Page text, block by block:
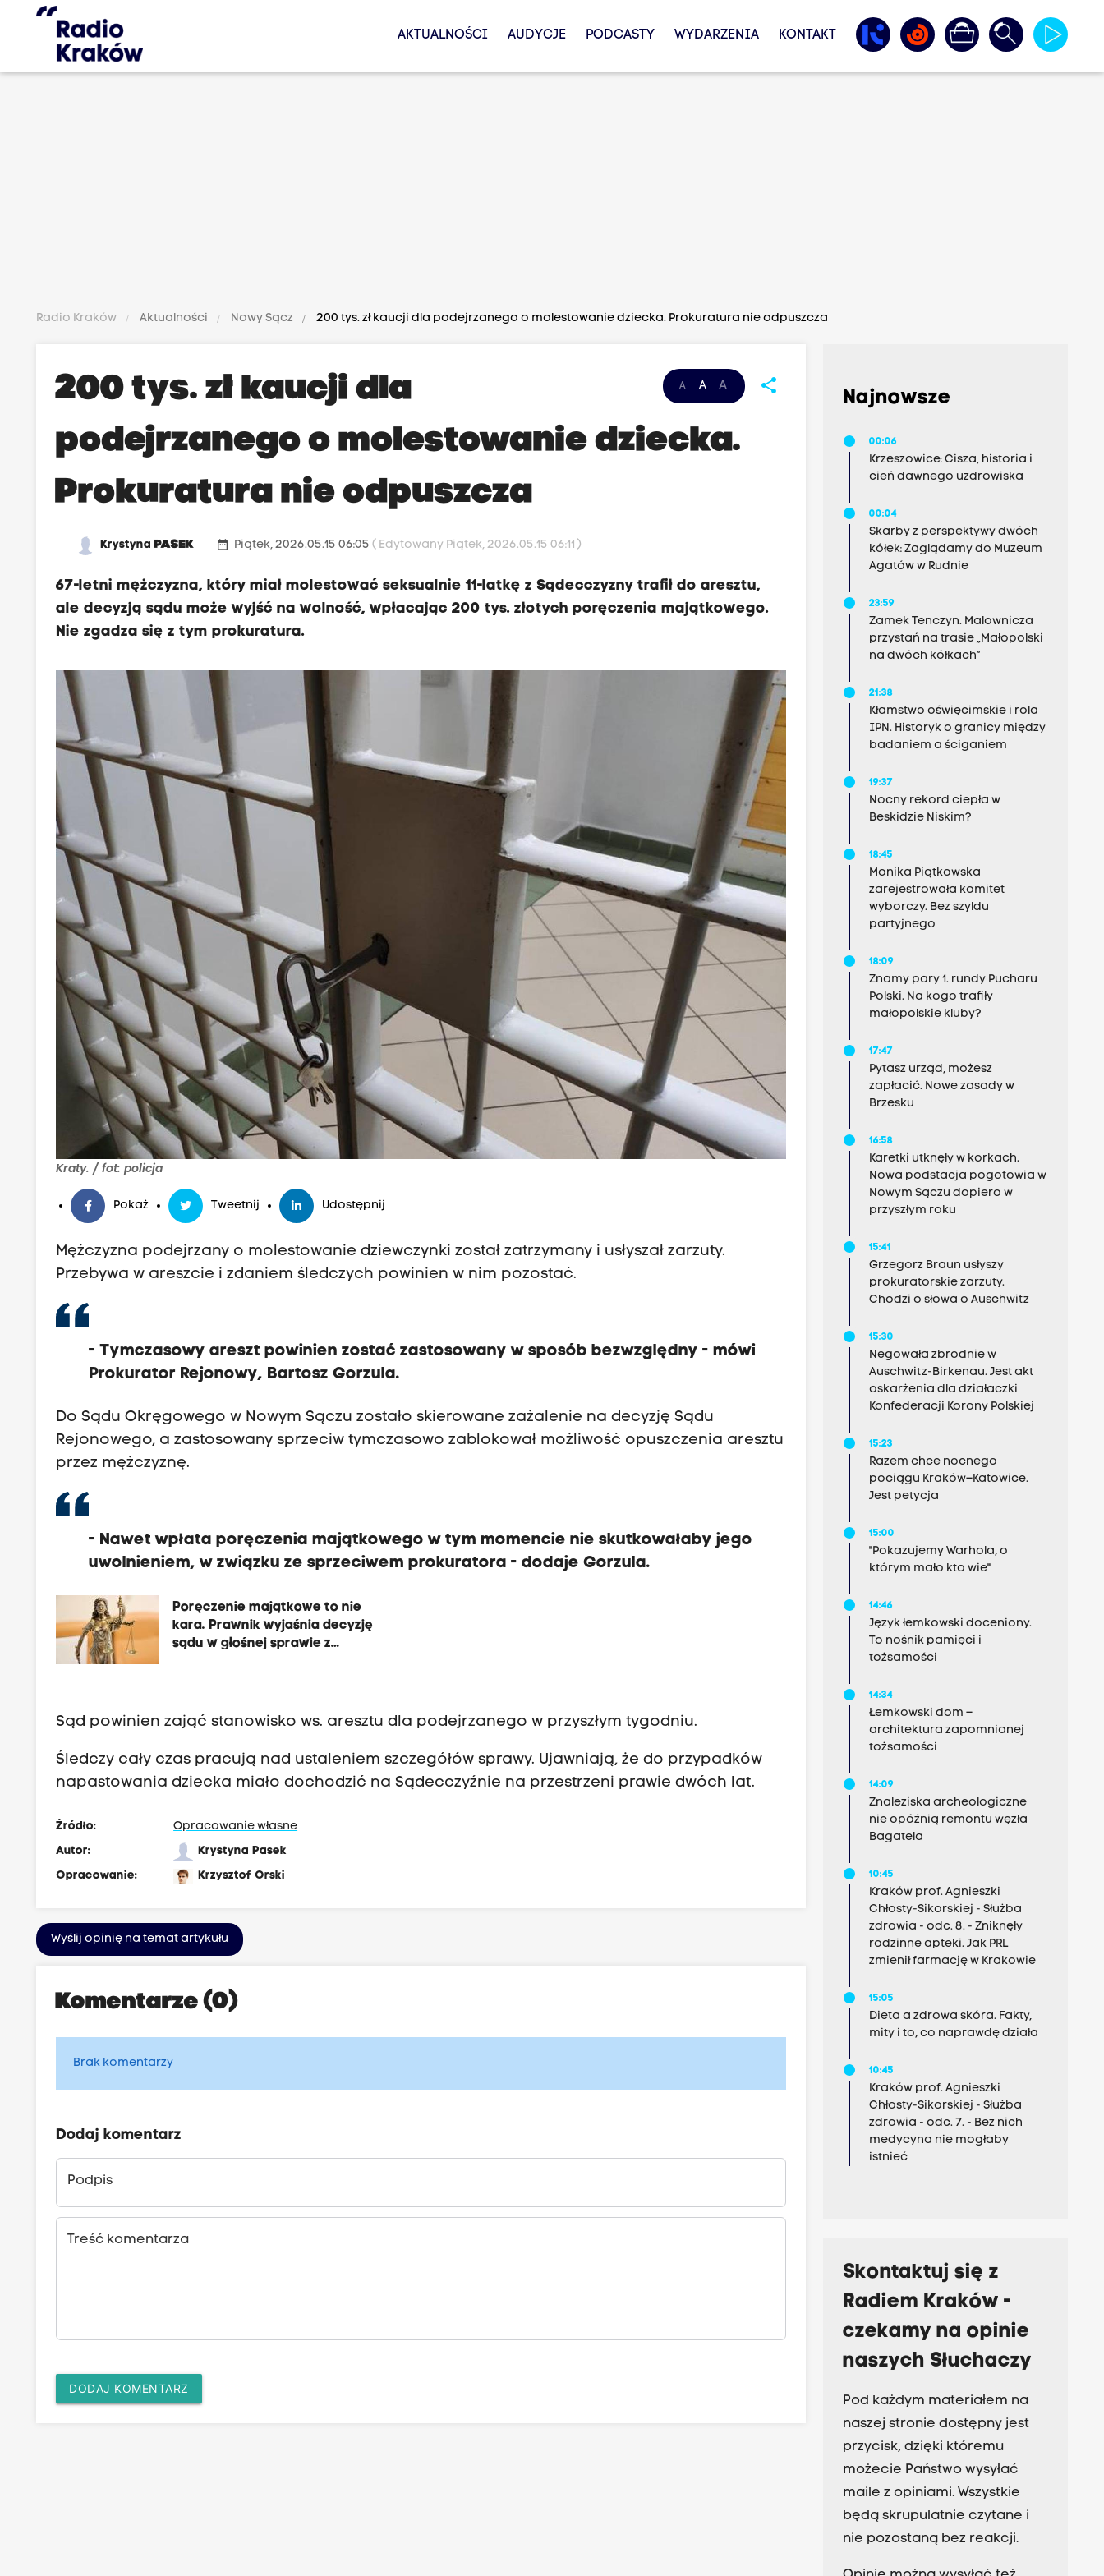
AKTUALNOŚCI AUDYCJE PODCASTY WYDARZENIA KONTAKT
Radio Kraków Aktualności Nowy Sącz 200 tys. zł kaucji dla podejrzanego o molestowanie dziecka. Prokuratura nie odpuszcza
A A A share
200 tys. zł kaucji dla
podejrzanego o molestowanie dziecka.
Prokuratura nie odpuszcza
KrystynaPASEK date_range Piątek, 2026.05.15 06:05( Edytowany Piątek, 2026.05.15 06:11 )
67-letni mężczyzna, który miał molestować seksualnie 11-latkę z Sądecczyzny trafił do aresztu,
ale decyzją sądu może wyjść na wolność, wpłacając 200 tys. złotych poręczenia majątkowego.
Nie zgadza się z tym prokuratura.
Kraty. / fot: policja
Pokaż Tweetnij Udostępnij
Mężczyzna podejrzany o molestowanie dziewczynki został zatrzymany i usłyszał zarzuty.
Przebywa w areszcie i zdaniem śledczych powinien w nim pozostać.
- Tymczasowy areszt powinien zostać zastosowany w sposób bezwzględny - mówi
Prokurator Rejonowy, Bartosz Gorzula.
Do Sądu Okręgowego w Nowym Sączu zostało skierowane zażalenie na decyzję Sądu
Rejonowego, a zastosowany sprzeciw tymczasowo zablokował możliwość opuszczenia aresztu
przez mężczyznę.
- Nawet wpłata poręczenia majątkowego w tym momencie nie skutkowałaby jego
uwolnieniem, w związku ze sprzeciwem prokuratora - dodaje Gorzula.
Poręczenie majątkowe to nie
kara. Prawnik wyjaśnia decyzję
sądu w głośnej sprawie z
Sąd powinien zająć stanowisko ws. aresztu dla podejrzanego w przyszłym tygodniu.
Śledczy cały czas pracują nad ustaleniem szczegółów sprawy. Ujawniają, że do przypadków
napastowania dziecka miało dochodzić na Sądecczyźnie na przestrzeni prawie dwóch lat.
Źródło:
Opracowanie własne
Autor:
Krystyna Pasek
Opracowanie:
Krzysztof Orski
Wyślij opinię na temat artykułu
Komentarze (0)
Brak komentarzy
Dodaj komentarz
Podpis
Treść komentarza
DODAJ KOMENTARZ
Najnowsze
00:06
Krzeszowice: Cisza, historia i
cień dawnego uzdrowiska
00:04
Skarby z perspektywy dwóch
kółek: Zaglądamy do Muzeum
Agatów w Rudnie
23:59
Zamek Tenczyn. Malownicza
przystań na trasie „Małopolski
na dwóch kółkach”
21:38
Kłamstwo oświęcimskie i rola
IPN. Historyk o granicy między
badaniem a ściganiem
19:37
Nocny rekord ciepła w
Beskidzie Niskim?
18:45
Monika Piątkowska
zarejestrowała komitet
wyborczy. Bez szyldu
partyjnego
18:09
Znamy pary 1. rundy Pucharu
Polski. Na kogo trafiły
małopolskie kluby?
17:47
Pytasz urząd, możesz
zapłacić. Nowe zasady w
Brzesku
16:58
Karetki utknęły w korkach.
Nowa podstacja pogotowia w
Nowym Sączu dopiero w
przyszłym roku
15:41
Grzegorz Braun usłyszy
prokuratorskie zarzuty.
Chodzi o słowa o Auschwitz
15:30
Negowała zbrodnie w
Auschwitz-Birkenau. Jest akt
oskarżenia dla działaczki
Konfederacji Korony Polskiej
15:23
Razem chce nocnego
pociągu Kraków–Katowice.
Jest petycja
15:00
"Pokazujemy Warhola, o
którym mało kto wie"
14:46
Język łemkowski doceniony.
To nośnik pamięci i
tożsamości
14:34
Łemkowski dom –
architektura zapomnianej
tożsamości
14:09
Znaleziska archeologiczne
nie opóźnią remontu węzła
Bagatela
10:45
Kraków prof. Agnieszki
Chłosty-Sikorskiej - Służba
zdrowia - odc. 8. - Zniknęły
rodzinne apteki. Jak PRL
zmienił farmację w Krakowie
15:05
Dieta a zdrowa skóra. Fakty,
mity i to, co naprawdę działa
10:45
Kraków prof. Agnieszki
Chłosty-Sikorskiej - Służba
zdrowia - odc. 7. - Bez nich
medycyna nie mogłaby
istnieć
Skontaktuj się z
Radiem Kraków -
czekamy na opinie
naszych Słuchaczy
Pod każdym materiałem na
naszej stronie dostępny jest
przycisk, dzięki któremu
możecie Państwo wysyłać
maile z opiniami. Wszystkie
będą skrupulatnie czytane i
nie pozostaną bez reakcji.